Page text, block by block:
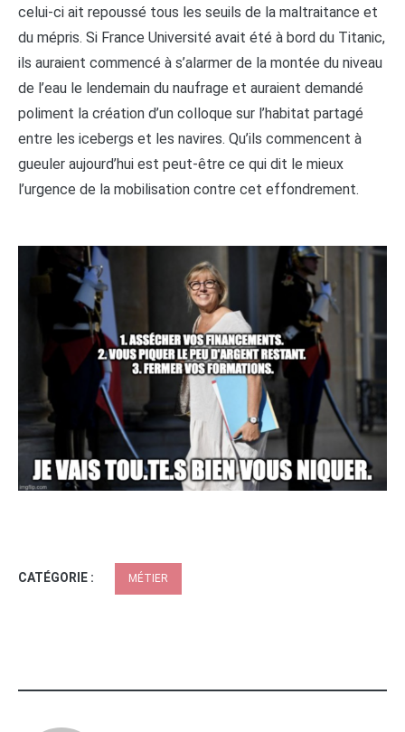
celui-ci ait repoussé tous les seuils de la maltraitance et
du mépris. Si France Université avait été à bord du Titanic,
ils auraient commencé à s’alarmer de la montée du niveau
de l’eau le lendemain du naufrage et auraient demandé
poliment la création d’un colloque sur l’habitat partagé
entre les icebergs et les navires. Qu’ils commencent à
gueuler aujourd’hui est peut-être ce qui dit le mieux
l’urgence de la mobilisation contre cet effondrement.
CATÉGORIE : MÉTIER